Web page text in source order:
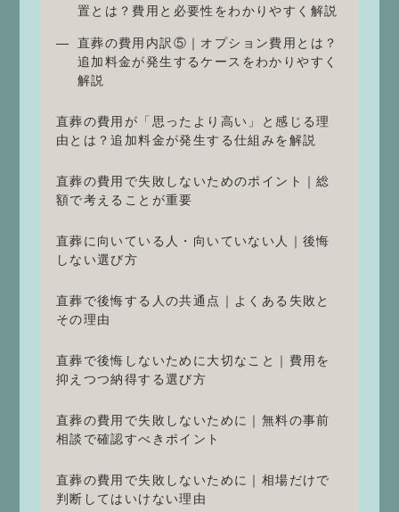
置とは？費用と必要性をわかりやすく解説
直葬の費用内訳⑤｜オプション費用とは？
追加料金が発生するケースをわかりやすく
解説
直葬の費用が「思ったより高い」と感じる理
由とは？追加料金が発生する仕組みを解説
直葬の費用で失敗しないためのポイント｜総
額で考えることが重要
直葬に向いている人・向いていない人｜後悔
しない選び方
直葬で後悔する人の共通点｜よくある失敗と
その理由
直葬で後悔しないために大切なこと｜費用を
抑えつつ納得する選び方
直葬の費用で失敗しないために｜無料の事前
相談で確認すべきポイント
直葬の費用で失敗しないために｜相場だけで
判断してはいけない理由